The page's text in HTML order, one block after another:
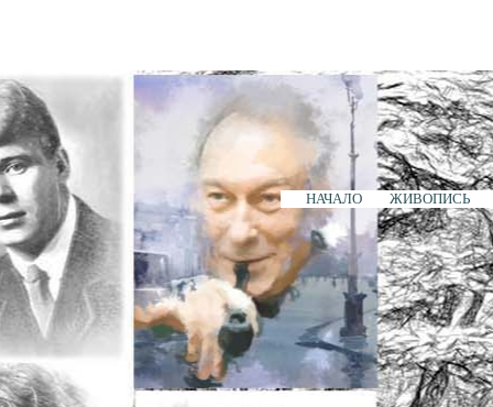
НАЧАЛО ЖИВОПИСЬ